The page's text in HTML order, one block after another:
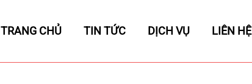
TRANG CHỦ TIN TỨC DỊCH VỤ LIÊN HỆ